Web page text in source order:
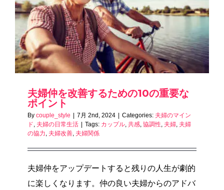
夫婦仲を改善するための10の重要な
ポイント
By couple_style | 7月 2nd, 2024 | Categories: 夫婦のマイン
ド 夫婦の日常生活 | Tags: カップル 共感 協調性 夫婦 夫婦
の協力 夫婦改善 夫婦関係
夫婦仲をアップデートすると残りの人生が劇的
に楽しくなります。仲の良い夫婦からのアドバ